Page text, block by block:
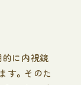
的に内視鏡
す。そのた